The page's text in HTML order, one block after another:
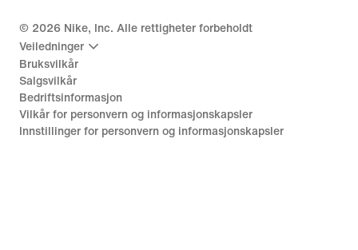
© 2026 Nike, Inc. Alle rettigheter forbeholdt
Veiledninger
Bruksvilkår
Salgsvilkår
Bedriftsinformasjon
Vilkår for personvern og informasjonskapsler
Innstillinger for personvern og informasjonskapsler